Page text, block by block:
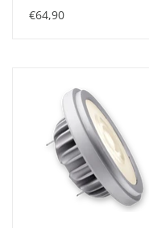
€64,90